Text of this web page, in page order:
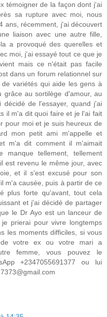
témoigner de la façon dont j'ai
sa rupture avec moi, nous
ans, récemment, j'ai découvert
liaison avec une autre fille,
a provoqué des querelles et
moi, j'ai essayé tout ce que je
mais ce n'était pas facile
dans un forum relationnel sur
variétés qui aide les gens à
grâce au sortilège d'amour, au
de l'essayer, quand j'ai
il m'a dit quoi faire et je l'ai fait
pour moi et je suis heureux de
mon petit ami m'appelle et
m'a dit comment il m'aimait
tellement, tellement
est revenu le même jour, avec
et il s'est excusé pour son
m'a causée, puis à partir de ce
plus forte qu'avant, tout cela
et j'ai décidé de partager
le Dr Ayo est un lanceur de
prierai pour vivre longtemps
les moments difficiles, si vous
votre ex ou votre mari a
femme, vous pouvez le
+2347055691377 ou lui